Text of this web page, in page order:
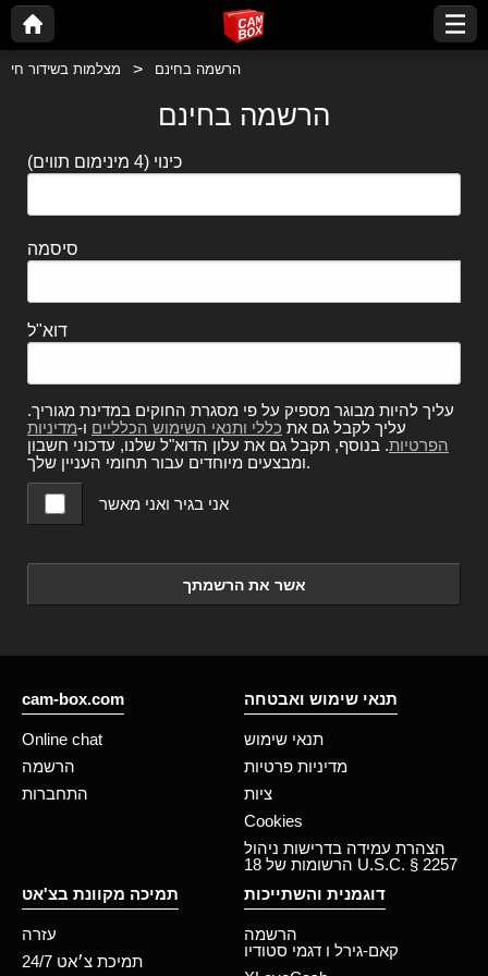
מצלמות בשידור חי הרשמה בחינם
הרשמה בחינם
כינוי (4 מינימום תווים)
סיסמה
דוא"ל
עליך להיות מבוגר מספיק על פי מסגרת החוקים במדינת מגוריך.
עליך לקבל גם את כללי ותנאי השימוש הכלליים ו-מדיניות
הפרטיות. בנוסף, תקבל גם את עלון הדוא"ל שלנו, עדכוני חשבון
ומבצעים מיוחדים עבור תחומי העניין שלך.
אני בגיר ואני מאשר
אשר את הרשמתך
cam-box.com
Online chat
הרשמה
התחברות
תנאי שימוש ואבטחה
תנאי שימוש
מדיניות פרטיות
ציות
Cookies
הצהרת עמידה בדרישות ניהול
הרשומות של 18 U.S.C. § 2257
תמיכה מקוונת בצ'אט
עזרה
תמיכת צ׳אט 24/7
דוגמנית והשתייכות
הרשמה
קאם-גירל ו דגמי סטודיו